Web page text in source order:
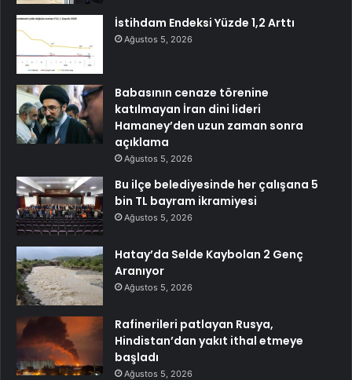
İstihdam Endeksi Yüzde 1,2 Arttı
Ağustos 5, 2026
Babasının cenaze törenine
katılmayan İran dini lideri
Hamaney’den uzun zaman sonra
açıklama
Ağustos 5, 2026
Bu ilçe belediyesinde her çalışana 5
bin TL bayram ikramiyesi
Ağustos 5, 2026
Hatay’da Selde Kaybolan 2 Genç
Aranıyor
Ağustos 5, 2026
Rafinerileri patlayan Rusya,
Hindistan’dan yakıt ithal etmeye
başladı
Ağustos 5, 2026